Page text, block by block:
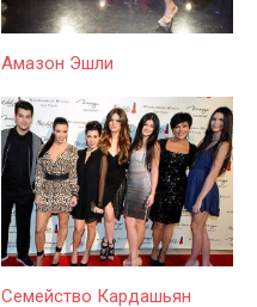
Амазон Эшли
Семейство Кардашьян